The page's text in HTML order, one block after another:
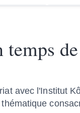
avec l'Institut